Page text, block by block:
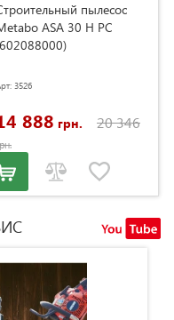
пылесос
ASA 30 H PC
3526
888 грн. 20 346